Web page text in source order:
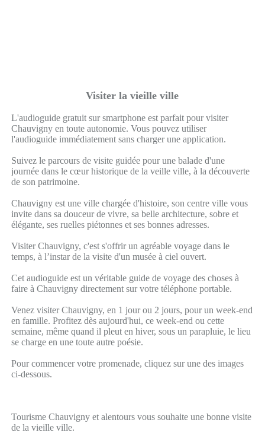
Visiter la vieille ville
L'audioguide gratuit sur smartphone est parfait pour visiter
Chauvigny en toute autonomie. Vous pouvez utiliser
l'audioguide immédiatement sans charger une application.
Suivez le parcours de visite guidée pour une balade d'une
journée dans le cœur historique de la veille ville, à la découverte
de son patrimoine.
Chauvigny est une ville chargée d'histoire, son centre ville vous
invite dans sa douceur de vivre, sa belle architecture, sobre et
élégante, ses ruelles piétonnes et ses bonnes adresses.
Visiter Chauvigny, c'est s'offrir un agréable voyage dans le
temps, à l’instar de la visite d'un musée à ciel ouvert.
Cet audioguide est un véritable guide de voyage des choses à
faire à Chauvigny directement sur votre téléphone portable.
Venez visiter Chauvigny, en 1 jour ou 2 jours, pour un week-end
en famille. Profitez dès aujourd'hui, ce week-end ou cette
semaine, même quand il pleut en hiver, sous un parapluie, le lieu
se charge en une toute autre poésie.
Pour commencer votre promenade, cliquez sur une des images
ci-dessous.
Tourisme Chauvigny et alentours vous souhaite une bonne visite
de la vieille ville.